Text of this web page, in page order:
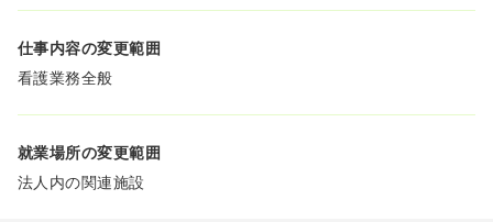
仕事内容の変更範囲
看護業務全般
就業場所の変更範囲
法人内の関連施設